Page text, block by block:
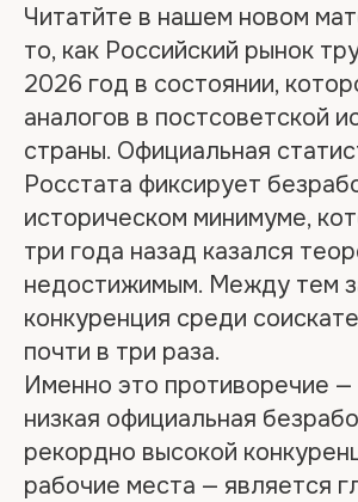
Читатйте в нашем новом
то, как Российский рынок
2026 год в состоянии,
аналогов в постсоветской
страны. Официальная
Росстата фиксирует
историческом минимуме,
три года назад казался
недостижимым. Между тем
конкуренция среди
почти в три раза.
Именно это противоречие
низкая официальная
рекордно высокой
рабочие места — является